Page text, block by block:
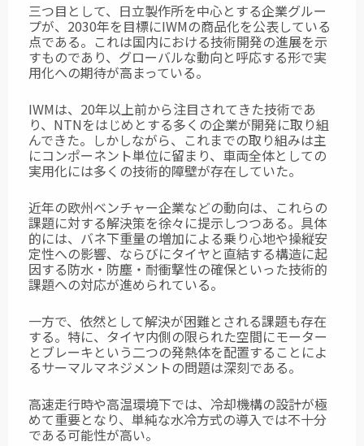
三つ目として、日立製作所を中心とする企業グルー
プが、2030年を目標にIWMの商品化を公表している
点である。これは国内における技術開発の進展を示
すものであり、グローバルな動向と呼応する形で実
用化への期待が高まっている。
IWMは、20年以上前から注目されてきた技術であ
り、NTNをはじめとする多くの企業が開発に取り組
んできた。しかしながら、これまでの取り組みは主
にコンポーネント単位に留まり、車両全体としての
実用化には多くの技術的障壁が存在していた。
近年の欧州ベンチャー企業などの動向は、これらの
課題に対する解決策を徐々に提示しつつある。具体
的には、バネ下重量の増加による乗り心地や操縦安
定性への影響、ならびにタイヤと直結する構造に起
因する防水・防塵・耐衝撃性の確保といった技術的
課題への対応が進められている。
一方で、依然として解決が困難とされる課題も存在
する。特に、タイヤ内側の限られた空間にモーター
とブレーキという二つの発熱体を配置することによ
るサーマルマネジメントの問題は深刻である。
高速走行時や高温環境下では、冷却機構の設計が極
めて重要となり、単純な水冷方式の導入では不十分
である可能性が高い。